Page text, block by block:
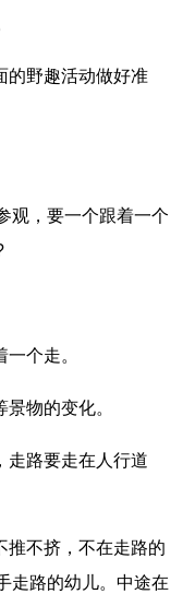
野趣活动做好准
，要一个跟着一个
个走。
物的变化。
路要走在人行道
不挤，不在走路的
走路的幼儿。中途在